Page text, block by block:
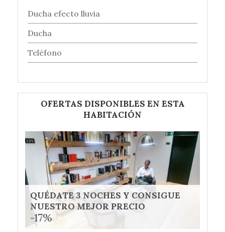
Ducha efecto lluvia
Ducha
Teléfono
OFERTAS DISPONIBLES EN ESTA
HABITACIÓN
QUÉDATE 3 NOCHES Y CONSIGUE
NUESTRO MEJOR PRECIO
-17%